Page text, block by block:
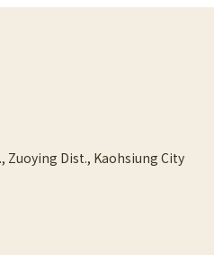
Zuoying Dist., Kaohsiung City